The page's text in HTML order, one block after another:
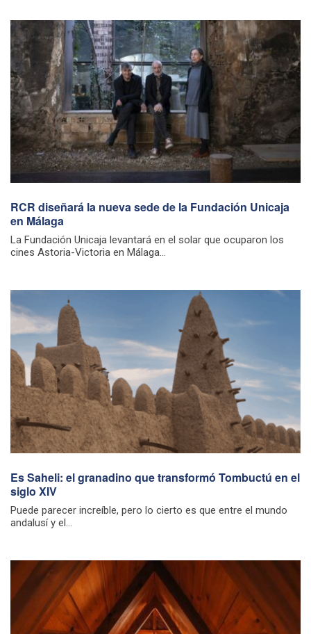
RCR diseñará la nueva sede de la Fundación Unicaja
en Málaga
La Fundación Unicaja levantará en el solar que ocuparon los
cines Astoria-Victoria en Málaga...
Es Saheli: el granadino que transformó Tombuctú en el
siglo XIV
Puede parecer increíble, pero lo cierto es que entre el mundo
andalusí y el...